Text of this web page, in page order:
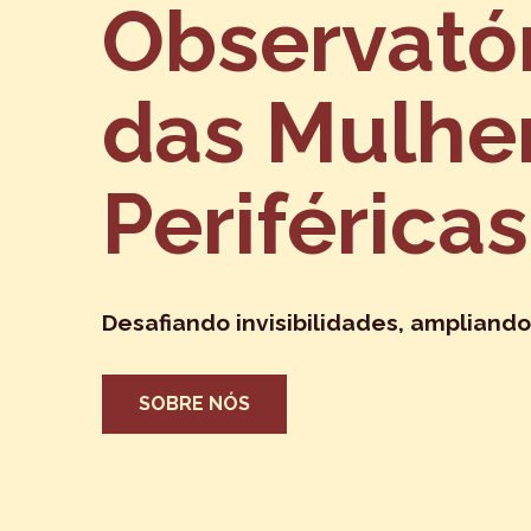
das
Periféricas
Desafiando invisibilidades,
SOBRE NÓS